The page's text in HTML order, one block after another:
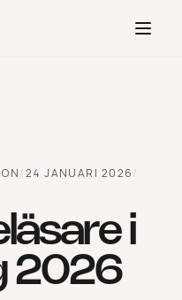
/24 JANUARI 2026/
i
2026